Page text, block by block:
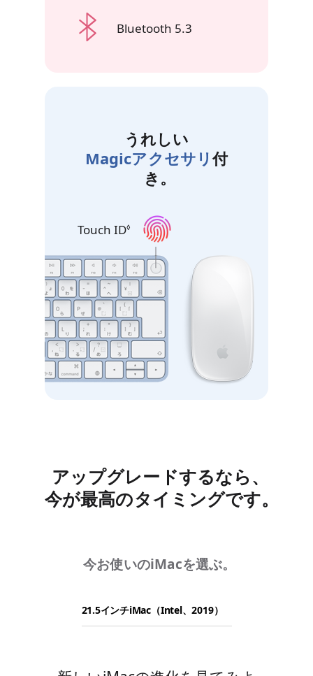
Bluetooth 5.3
うれしい
Magicアクセサリ付
き。
Touch ID◊ 免責事項を参照
アップグレードするなら、
今が最高のタイミングです。
今お使いのiMacを選ぶ。